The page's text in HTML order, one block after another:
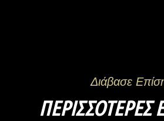
Διάβασε
ΠΕΡΙΣΣΌΤΕΡΕΣ